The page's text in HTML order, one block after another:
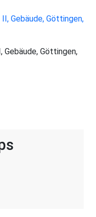
Gebäude, Göttingen,